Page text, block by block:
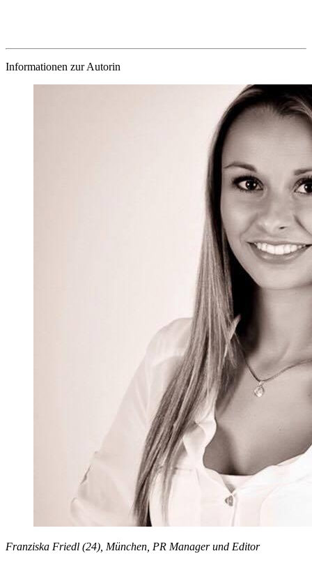
Informationen zur Autorin
Franziska Friedl (24), München, PR Manager und Editor